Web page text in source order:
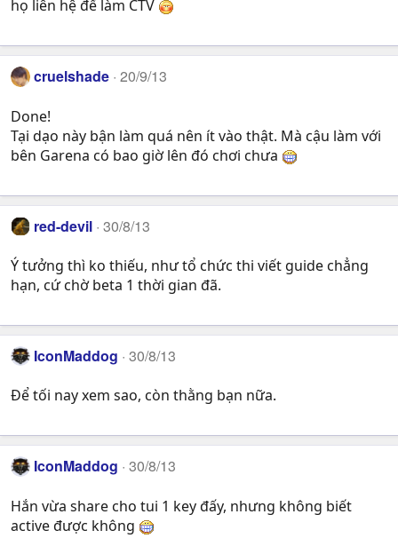
họ liên hệ để làm CTV
cruelshade 20/9/13
Done!
Tại dạo này bận làm quá nên ít vào thật. Mà cậu làm với
bên Garena có bao giờ lên đó chơi chưa
red-devil 30/8/13
Ý tưởng thì ko thiếu, như tổ chức thi viết guide chẳng
hạn, cứ chờ beta 1 thời gian đã.
IconMaddog 30/8/13
Để tối nay xem sao, còn thằng bạn nữa.
IconMaddog 30/8/13
Hắn vừa share cho tui 1 key đấy, nhưng không biết
active được không